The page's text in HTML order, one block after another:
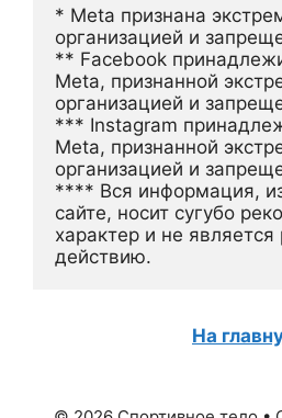
* Meta признана
организацией и
** Facebook
Meta, признанной
организацией и
*** Instagram
Meta, признанной
организацией и
**** Вся информация,
сайте, носит сугубо
характер и не
действию.
На